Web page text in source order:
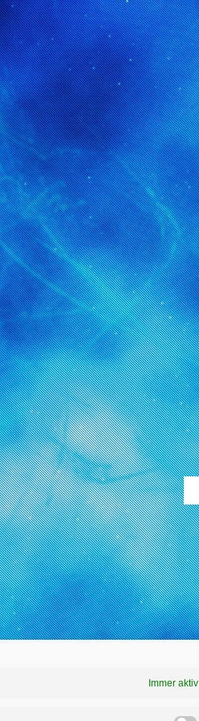
Immer aktiv